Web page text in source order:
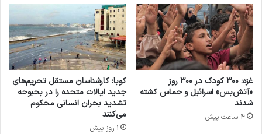
غزه: ۳۰۰ کودک در ۳۰۰ روز
«آتش‌بس» اسرائیل و حماس کشته
شدند
4 ساعت پیش
کوبا: کارشناسان مستقل تحریم‌های
جدید ایالات متحده را در بحبوحه
تشدید بحران انسانی محکوم
می‌کنند
1 روز پیش